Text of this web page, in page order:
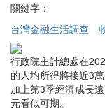
關鍵字：
台灣金融生活調查
行政院主計總處在
的人均所得將接近3
加上第3季經濟成長
元看似可期。